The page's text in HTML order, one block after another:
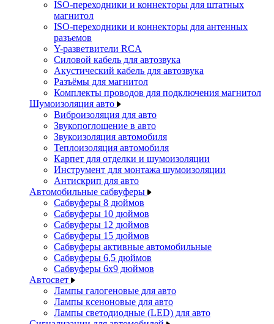
ISO-переходники и коннекторы для штатных
магнитол
ISO-переходники и коннекторы для антенных
разъемов
Y-разветвители RCA
Силовой кабель для автозвука
Акустический кабель для автозвука
Разъёмы для магнитол
Комплекты проводов для подключения магнитол
Шумоизоляция авто
Виброизоляция для авто
Звукопоглощение в авто
Звукоизоляция автомобиля
Теплоизоляция автомобиля
Карпет для отделки и шумоизоляции
Инструмент для монтажа шумоизоляции
Антискрип для авто
Автомобильные сабвуферы
Сабвуферы 8 дюймов
Сабвуферы 10 дюймов
Сабвуферы 12 дюймов
Сабвуферы 15 дюймов
Сабвуферы активные автомобильные
Сабвуферы 6,5 дюймов
Сабвуферы 6x9 дюймов
Автосвет
Лампы галогеновые для авто
Лампы ксеноновые для авто
Лампы светодиодные (LED) для авто